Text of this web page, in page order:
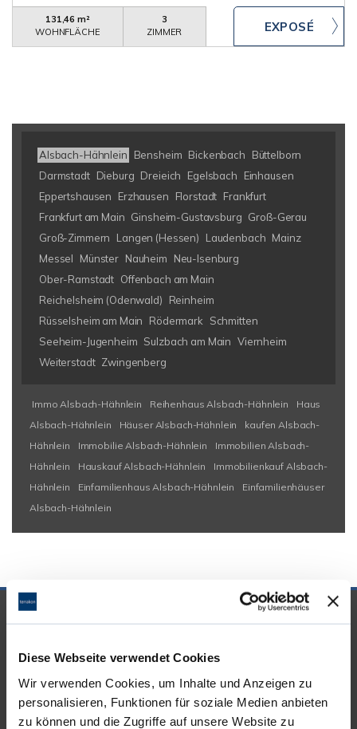
Diese Webseite verwendet Cookies
Wir verwenden Cookies, um Inhalte und Anzeigen zu
personalisieren, Funktionen für soziale Medien anbieten
zu können und die Zugriffe auf unsere Website zu
131,46 m²
WOHNFLÄCHE
3
ZIMMER
Alsbach-Hähnlein Bensheim Bickenbach
Büttelborn
Darmstadt Dieburg Dreieich Egelsbach
Einhausen
Eppertshausen
Erzhausen Florstadt Frankfurt
Frankfurt am Main Ginsheim-Gustavsburg Groß-Gerau
Groß-Zimmern
Langen (Hessen) Laudenbach Mainz
Messel
Münster Nauheim
Neu-Isenburg
Ober-Ramstadt Offenbach am Main
Reichelsheim (Odenwald)
Reinheim
Rüsselsheim am Main
Rödermark
Schmitten
Seeheim-Jugenheim Sulzbach am Main Viernheim
Weiterstadt Zwingenberg
Immo Alsbach-Hähnlein Reihenhaus Alsbach-Hähnlein
Haus
Alsbach-Hähnlein
Häuser Alsbach-Hähnlein
kaufen Alsbach-
Hähnlein
Immobilie Alsbach-Hähnlein
Immobilien Alsbach-
Hähnlein
Hauskauf Alsbach-Hähnlein
Immobilienkauf Alsbach-
Hähnlein
Einfamilienhaus Alsbach-Hähnlein
Einfamilienhäuser
Alsbach-Hähnlein
UNSERE PARTNER &
AUSZEICHNUNGEN